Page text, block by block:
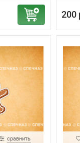
200
сравнить